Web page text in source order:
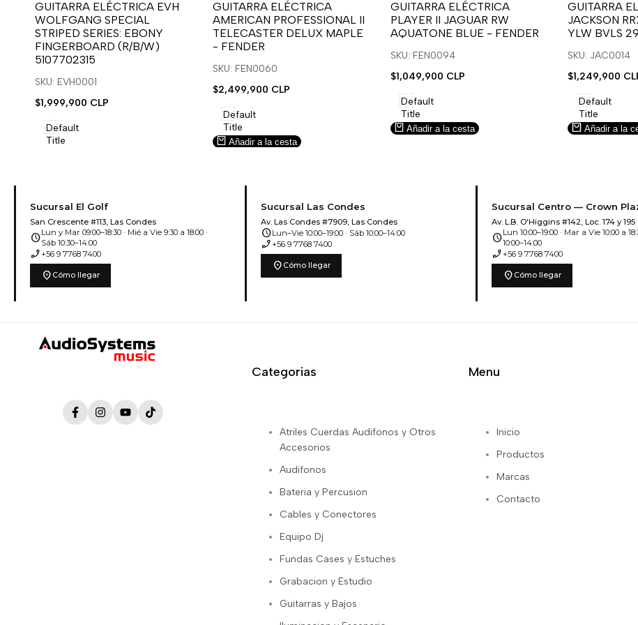
para
usar
la
lista
de
deseos.
para
usar
Compare
GUITARRA ELÉCTRICA EVH
WOLFGANG SPECIAL
STRIPED SERIES: EBONY
FINGERBOARD (R/B/W)
5107702315
SKU: EVH0001
Precio
venta
$1,999,900 CLP
Default
Title
para
usar
la
lista
de
para
usar
Compare
GUITARRA ELÉCTRICA
AMERICAN PROFESSIONAL II
TELECASTER DELUX MAPLE
- FENDER
SKU: FEN0060
Precio
venta
$2,499,900 CLP
Default
Title
Añadir a la cesta
para
usar
la
lista
deseos.
para
usar
Compare
GUITARRA ELÉCTRICA
PLAYER II JAGUAR RW
AQUATONE BLUE - FENDER
SKU: FEN0094
Precio
venta
$1,049,900 CLP
Default
Title
Añadir a la cesta
para
usar
la
lista
deseos.
para
usar
Compare
GUITARRA
JACKSON
YLW BVLS
SKU: JAC0014
Precio
venta
$1,249,900
Default
Title
Añadir a la
Sucursal El Golf
San Crescente #113, Las Condes
scheduleLun y Mar 09:00–18:30 · Mié a Vie 9:30 a 18:00 ·
Sáb 10:30–14:00
phone_enabled +56 9 7768 7400
location_on Cómo llegar
Sucursal Las Condes
Av. Las Condes #7909, Las Condes
scheduleLun–Vie 10:00–19:00 · Sáb 10:00–14:00
phone_enabled +56 9 7768 7400
location_on Cómo llegar
Sucursal Centro — Crown
Av. L.B. O'Higgins #142, Loc. 174 y 195
scheduleLun 10:00–19:00 · Mar a Vie 10:00 a
10:00–14:00
phone_enabled +56 9 7768 7400
location_on Cómo llegar
FacebookInstagramYouTubeTikTok
Categorias
Atriles Cuerdas Audifonos y Otros
Accesorios
Audifonos
Bateria y Percusion
Cables y Conectores
Equipo Dj
Fundas Cases y Estuches
Grabacion y Estudio
Guitarras y Bajos
Menu
Inicio
Productos
Marcas
Contacto